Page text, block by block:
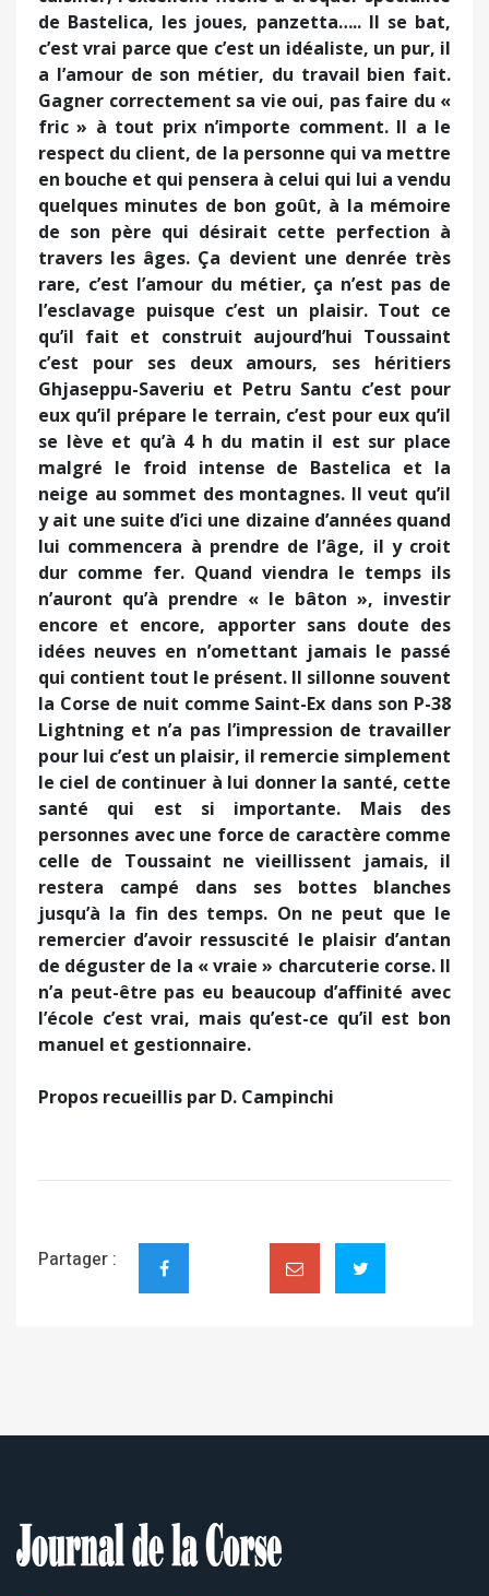
de Bastelica, les joues, panzetta….. Il se bat,
c’est vrai parce que c’est un idéaliste, un pur, il
a l’amour de son métier, du travail bien fait.
Gagner correctement sa vie oui, pas faire du «
fric » à tout prix n’importe comment. Il a le
respect du client, de la personne qui va mettre
en bouche et qui pensera à celui qui lui a vendu
quelques minutes de bon goût, à la mémoire
de son père qui désirait cette perfection à
travers les âges. Ça devient une denrée très
rare, c’est l’amour du métier, ça n’est pas de
l’esclavage puisque c’est un plaisir. Tout ce
qu’il fait et construit aujourd’hui Toussaint
c’est pour ses deux amours, ses héritiers
Ghjaseppu-Saveriu et Petru Santu c’est pour
eux qu’il prépare le terrain, c’est pour eux qu’il
se lève et qu’à 4 h du matin il est sur place
malgré le froid intense de Bastelica et la
neige au sommet des montagnes. Il veut qu’il
y ait une suite d’ici une dizaine d’années quand
lui commencera à prendre de l’âge, il y croit
dur comme fer. Quand viendra le temps ils
n’auront qu’à prendre « le bâton », investir
encore et encore, apporter sans doute des
idées neuves en n’omettant jamais le passé
qui contient tout le présent. Il sillonne souvent
la Corse de nuit comme Saint-Ex dans son P-38
Lightning et n’a pas l’impression de travailler
pour lui c’est un plaisir, il remercie simplement
le ciel de continuer à lui donner la santé, cette
santé qui est si importante. Mais des
personnes avec une force de caractère comme
celle de Toussaint ne vieillissent jamais, il
restera campé dans ses bottes blanches
jusqu’à la fin des temps. On ne peut que le
remercier d’avoir ressuscité le plaisir d’antan
de déguster de la « vraie » charcuterie corse. Il
n’a peut-être pas eu beaucoup d’affinité avec
l’école c’est vrai, mais qu’est-ce qu’il est bon
manuel et gestionnaire.
Propos recueillis par D. Campinchi
Partager :